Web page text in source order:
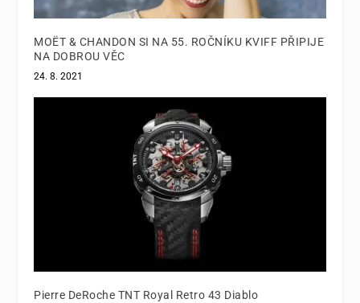
MOËT & CHANDON SI NA 55. ROČNÍKU KVIFF PŘIPIJE
NA DOBROU VĚC
24. 8. 2021
Pierre DeRoche TNT Royal Retro 43 Diablo